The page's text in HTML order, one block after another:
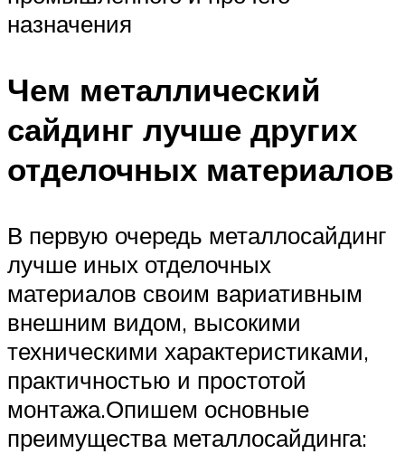
назначения
Чем металлический
сайдинг лучше других
отделочных материалов
В первую очередь металлосайдинг
лучше иных отделочных
материалов своим вариативным
внешним видом, высокими
техническими характеристиками,
практичностью и простотой
монтажа.Опишем основные
преимущества металлосайдинга: